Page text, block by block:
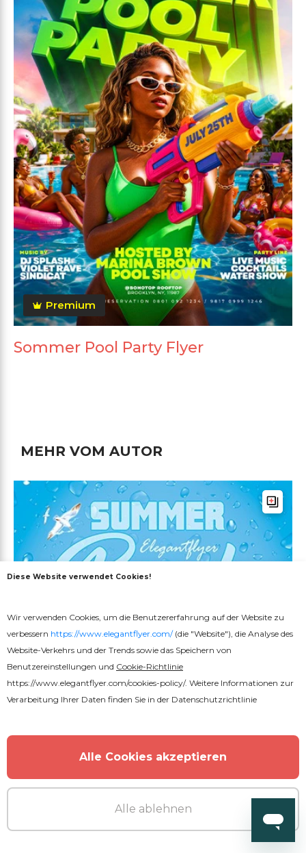
Premium
Sommer Pool Party Flyer
MEHR VOM AUTOR
Diese Website verwendet Cookies!
Wir verwenden Cookies, um die Benutzererfahrung auf der Website zu
verbessern https://www.elegantflyer.com/(die "Website"), die Analyse des
Website-Verkehrs und der Trends sowie das Speichern von
Benutzereinstellungen und Cookie-Richtlinie
https://www.elegantflyer.com/cookies-policy/. Weitere Informationen zur
Verarbeitung Ihrer Daten finden Sie in der Datenschutzrichtlinie
Alle Cookies akzeptieren
Alle ablehnen